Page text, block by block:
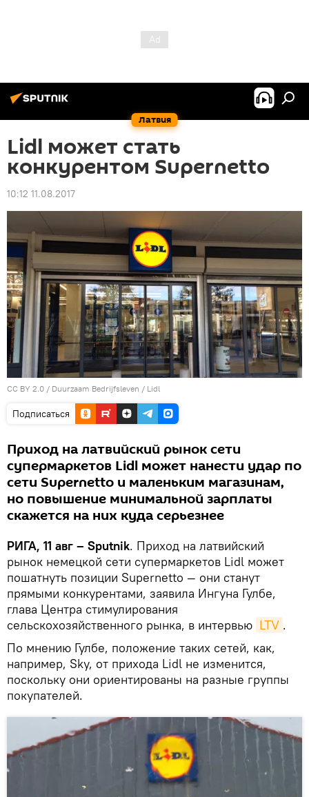
Латвия
Lidl может стать
конкурентом Supernetto
10:12 11.08.2017
CC BY 2.0 / Duurzaam Bedrijfsleven / Lidl
Подписаться
Приход на латвийский рынок сети
супермаркетов Lidl может нанести удар по
сети Supernetto и маленьким магазинам,
но повышение минимальной зарплаты
скажется на них куда серьезнее
РИГА, 11 авг – Sputnik. Приход на латвийский
рынок немецкой сети супермаркетов Lidl может
пошатнуть позиции Supernetto — они станут
прямыми конкурентами, заявила Ингуна Гулбе,
глава Центра стимулирования
сельскохозяйственного рынка, в интервью LTV .
По мнению Гулбе, положение таких сетей, как,
например, Sky, от прихода Lidl не изменится,
поскольку они ориентированы на разные группы
покупателей.